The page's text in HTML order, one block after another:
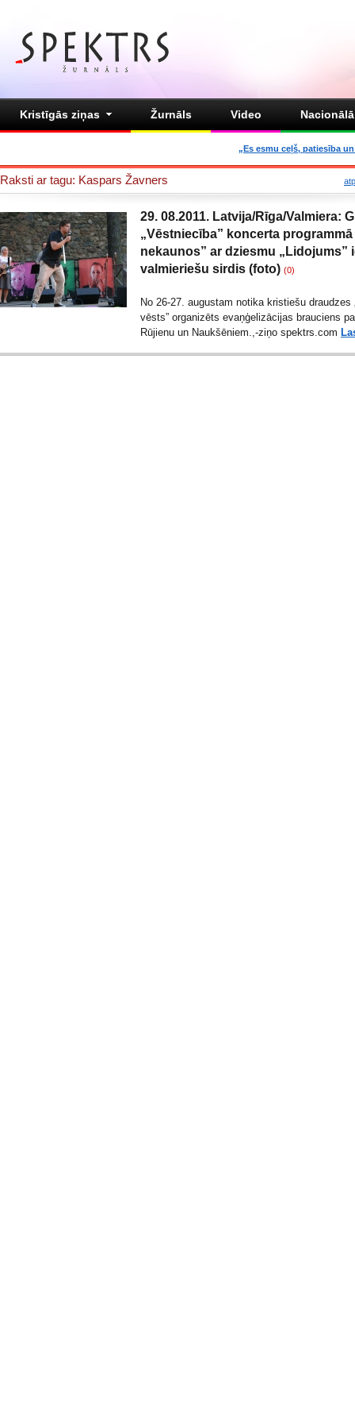
Kristīgās ziņas Žurnāls Video
„Es esmu ceļš, patiesība
Raksti ar tagu: Kaspars Žavners
29. 08.2011. Latvija/Rīga/Valmiera:
„Vēstniecība” koncerta programmā
nekaunos” ar dziesmu „Lidojums”
valmieriešu sirdis (foto) (0)
No 26-27. augustam notika kristiešu draudzes
vēsts” organizēts evaņģelizācijas brauciens
Rūjienu un Naukšēniem.,-ziņo spektrs.com